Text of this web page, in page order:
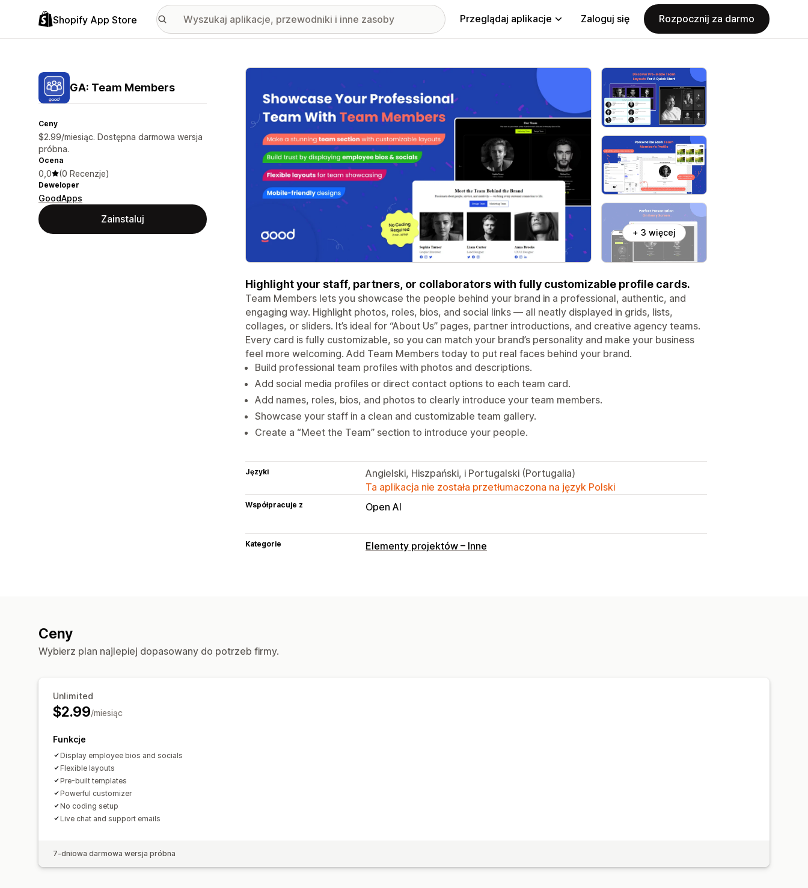
Shopify App Store Przeglądaj aplikacje Zaloguj się Rozpocznij za darmo
GA: Team Members
Ceny
$2.99/miesiąc. Dostępna darmowa wersja
próbna.
Ocena
0,0 (0 Recenzje)
Deweloper
GoodApps
Zainstaluj
Wyróżnione obrazy w galerii
+ 3 więcej
Highlight your staff, partners, or collaborators with fully customizable profile cards.
Team Members lets you showcase the people behind your brand in a professional, authentic, and
engaging way. Highlight photos, roles, bios, and social links — all neatly displayed in grids, lists,
collages, or sliders. It’s ideal for “About Us” pages, partner introductions, and creative agency teams.
Every card is fully customizable, so you can match your brand’s personality and make your business
feel more welcoming. Add Team Members today to put real faces behind your brand.
Build professional team profiles with photos and descriptions.
Add social media profiles or direct contact options to each team card.
Add names, roles, bios, and photos to clearly introduce your team members.
Showcase your staff in a clean and customizable team gallery.
Create a “Meet the Team” section to introduce your people.
Języki
Angielski, Hiszpański, i Portugalski (Portugalia)
Ta aplikacja nie została przetłumaczona na język Polski
Współpracuje z Open AI
Kategorie Elementy projektów – Inne
Ceny
Wybierz plan najlepiej dopasowany do potrzeb firmy.
Unlimited
$2.99/miesiąc
Funkcje
Display employee bios and socials
Flexible layouts
Pre-built templates
Powerful customizer
No coding setup
Live chat and support emails
7-dniowa darmowa wersja próbna